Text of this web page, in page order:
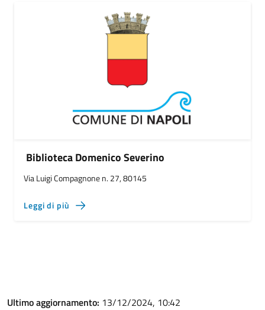
Biblioteca Domenico Severino
Via Luigi Compagnone n. 27, 80145
Leggi di più
Ultimo aggiornamento: 13/12/2024, 10:42